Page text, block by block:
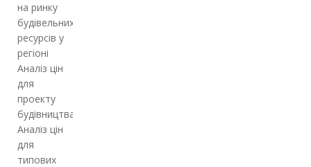
на ринку
будівельних
ресурсів у
регіоні
Аналіз цін
для
проекту
будівництва
Аналіз цін
для
типових